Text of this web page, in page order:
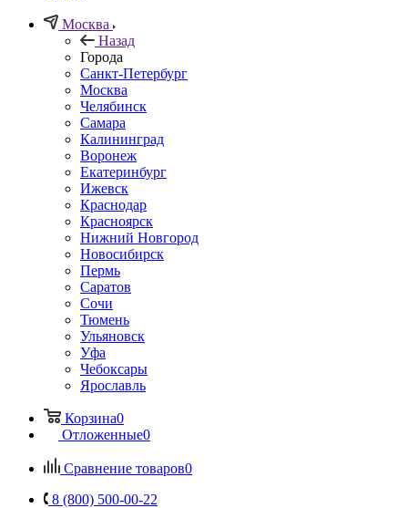
Москва
Назад
Города
Санкт-Петербург
Москва
Челябинск
Самара
Калининград
Воронеж
Екатеринбург
Ижевск
Краснодар
Красноярск
Нижний Новгород
Новосибирск
Пермь
Саратов
Сочи
Тюмень
Ульяновск
Уфа
Чебоксары
Ярославль
Корзина0
Отложенные0
Сравнение товаров0
8 (800) 500-00-22